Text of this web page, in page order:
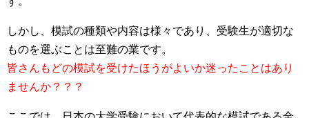
しかし、模試の種類や内容は様々であり、受験生が適切な
ものを選ぶことは至難の業です。
皆さんもどの模試を受けたほうがよいか迷ったことはあり
ませんか？？？